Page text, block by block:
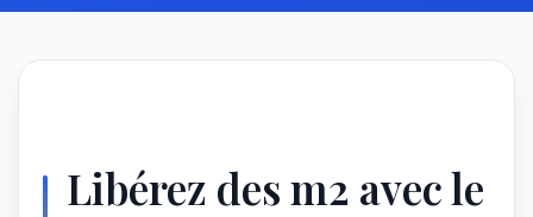
Libérez des m2 avec le